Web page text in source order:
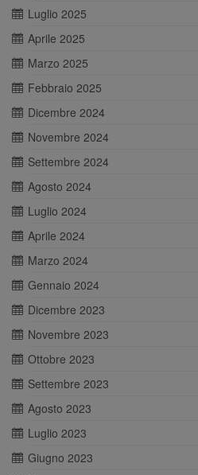
Luglio 2025
Aprile 2025
Marzo 2025
Febbraio 2025
Dicembre 2024
Novembre 2024
Settembre 2024
Agosto 2024
Luglio 2024
Aprile 2024
Marzo 2024
Gennaio 2024
Dicembre 2023
Novembre 2023
Ottobre 2023
Settembre 2023
Agosto 2023
Luglio 2023
Giugno 2023